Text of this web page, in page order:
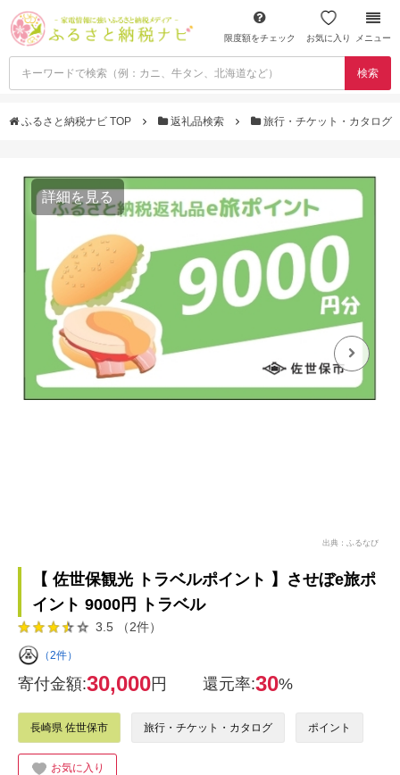
限度額をチェック お気に入り メニュー
検索
ふるさと納税ナビ TOP 返礼品検索 旅行・チケット・カタログ
詳細を見る
出典：ふるなび
【 佐世保観光 トラベルポイント 】させぼe旅ポ
イント 9000円 トラベル
3.5 （2件）
（2件）
寄付金額:30,000円 還元率:30%
長崎県 佐世保市 旅行・チケット・カタログ ポイント
お気に入り